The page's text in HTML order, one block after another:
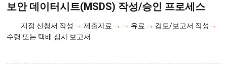
보안 데이터시트(MSDS) 작성/승인 프로세스
지정 신청서 작성 →제출자료 → → 유료 → 검토/보고서 작성 →
수령 또는 택배 심사 보고서